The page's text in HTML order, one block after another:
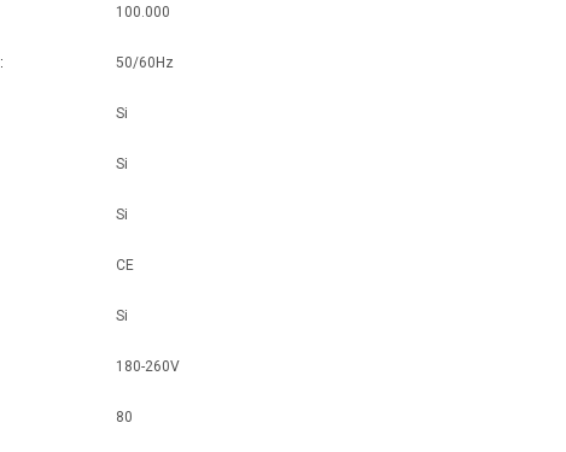
100.000
50/60Hz
Si
Si
Si
CE
Si
180-260V
80